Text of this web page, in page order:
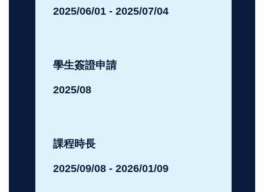
2025/06/01 - 2025/07/04
學生簽證申請
2025/08
課程時長
2025/09/08 - 2026/01/09